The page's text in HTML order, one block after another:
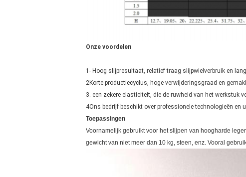
Onze voordelen
1- Hoog slijpresultaat, relatief traag slijpwielverbruik en
2Korte productiecyclus, hoge verwijderingsgraad en
3. een zekere elasticiteit, die de ruwheid van het werkstuk
4Ons bedrijf beschikt over professionele technologieën
Toepassingen
Voornamelijk gebruikt voor het slijpen van hoogharde
gewicht van niet meer dan 10 kg, steen, enz. Vooral